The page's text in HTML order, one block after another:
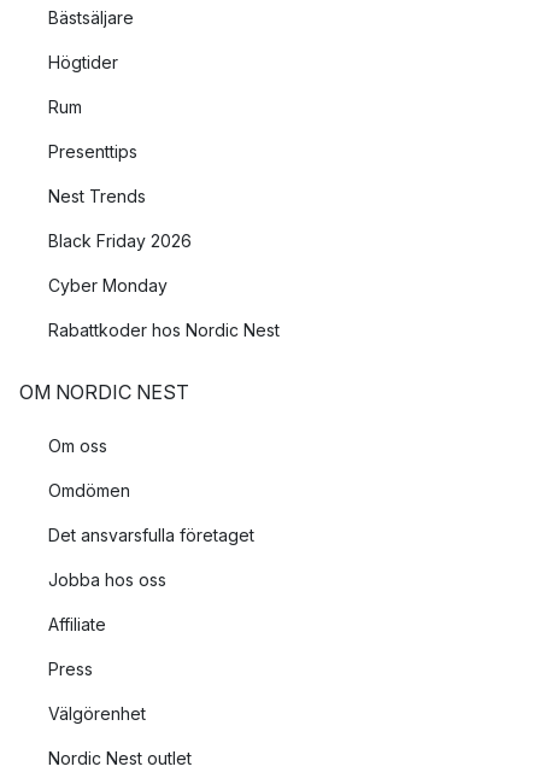
Bästsäljare
Högtider
Rum
Presenttips
Nest Trends
Black Friday 2026
Cyber Monday
Rabattkoder hos Nordic Nest
OM NORDIC NEST
Om oss
Omdömen
Det ansvarsfulla företaget
Jobba hos oss
Affiliate
Press
Välgörenhet
Nordic Nest outlet